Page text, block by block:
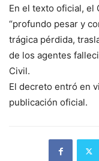
En el texto oficial, el
“profundo pesar y
trágica pérdida,
de los agentes
Civil.
El decreto entró en
publicación oficial.